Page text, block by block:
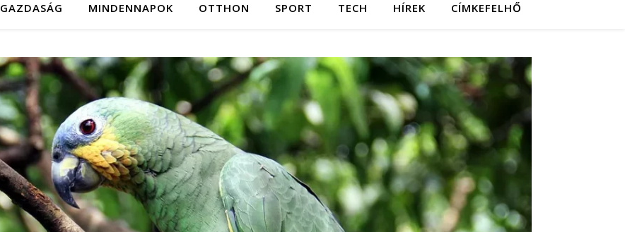
GAZDASÁG MINDENNAPOK OTTHON SPORT TECH HÍREK CÍMKEFELHŐ